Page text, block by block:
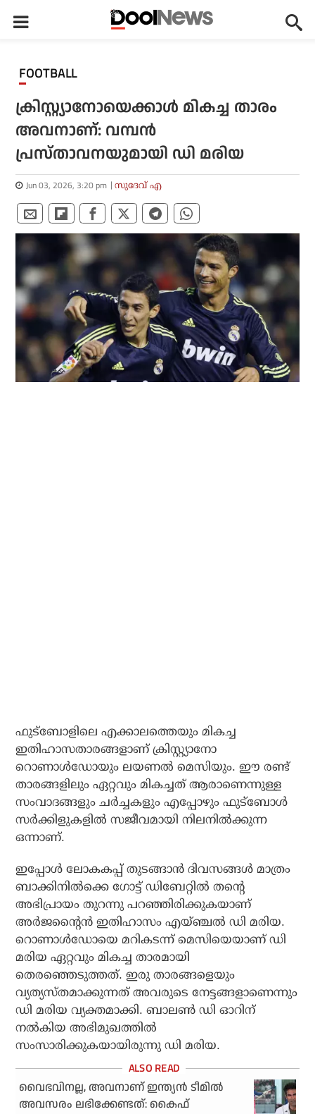
FOOTBALL
ക്രിസ്റ്റ്യാനോയെക്കാള്‍ മികച്ച താരം
അവനാണ്: വമ്പന്‍
പ്രസ്താവനയുമായി ഡി മരിയ
Jun 03, 2026, 3:20 pm സുദേവ് എ
ഫുട്‌ബോളിലെ എക്കാലത്തെയും മികച്ച
ഇതിഹാസതാരങ്ങളാണ് ക്രിസ്റ്റ്യാനോ
റൊണാള്‍ഡോയും ലയണല്‍ മെസിയും. ഈ രണ്ട്
താരങ്ങളിലും ഏറ്റവും മികച്ചത് ആരാണെന്നുള്ള
സംവാദങ്ങളും ചര്‍ച്ചകളും എപ്പോഴും ഫുട്ബോള്‍
സര്‍ക്കിളുകളില്‍ സജീവമായി നിലനില്‍ക്കുന്ന
ഒന്നാണ്.
ഇപ്പോള്‍ ലോകകപ്പ് തുടങ്ങാന്‍ ദിവസങ്ങള്‍ മാത്രം
ബാക്കിനില്‍ക്കെ ഗോട്ട് ഡിബേറ്റില്‍ തന്റെ
അഭിപ്രായം തുറന്നു പറഞ്ഞിരിക്കുകയാണ്
അര്‍ജന്റൈന്‍ ഇതിഹാസം എയ്ഞ്ചല്‍ ഡി മരിയ.
റൊണാള്‍ഡോയെ മറികടന്ന് മെസിയെയാണ് ഡി
മരിയ ഏറ്റവും മികച്ച താരമായി
തെരഞ്ഞെടുത്തത്. ഇരു താരങ്ങളെയും
വ്യത്യസ്തമാക്കുന്നത് അവരുടെ നേട്ടങ്ങളാണെന്നും
ഡി മരിയ വ്യക്തമാക്കി. ബാലണ്‍ ഡി ഓറിന്
നല്‍കിയ അഭിമുഖത്തില്‍
സംസാരിക്കുകയായിരുന്നു ഡി മരിയ.
വൈഭവിനല്ല, അവനാണ് ഇന്ത്യന്‍ ടീമില്‍
അവസരം ലഭിക്കേണ്ടത്: കൈഫ്